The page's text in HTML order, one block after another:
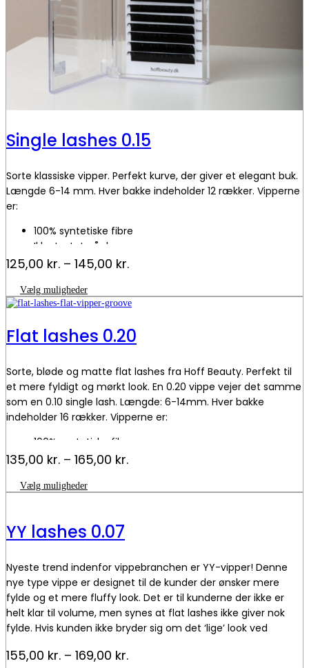
Single lashes 0.15
Sorte klassiske vipper. Perfekt kurve, der giver et elegant buk.
Længde 6-14 mm. Hver bakke indeholder 12 rækker. Vipperne
er:
100% syntetiske fibre
Ikke testet på dyr
125,00 kr. – 145,00 kr.Prisinterval:
til
145,00 kr.
Vælg muligheder
vare
varianter.
Mulighederne
vælges
på
Flat lashes 0.20
Sorte, bløde og matte flat lashes fra Hoff Beauty. Perfekt til
et mere fyldigt og mørkt look. En 0.20 vippe vejer det samme
som en 0.10 single lash. Længde: 6-14mm. Hver bakke
indeholder 16 rækker. Vipperne er:
100% syntetiske fibre
Ikke testet på dyr
135,00 kr. – 165,00 kr.Prisinterval:
til
Vælg muligheder
vare
varianter.
Mulighederne
vælges
på
varesiden
YY lashes 0.07
Nyeste trend indenfor vippebranchen er YY-vipper! Denne
nye type vippe er designet til de kunder der ønsker mere
fylde og et mere fluffy look. Det er til kunderne der ikke er
helt klar til volume, men synes at flat lashes ikke giver nok
fylde. Hvis kunden ikke bryder sig om det ‘lige’ look ved
vipperne har en lige bund, der giver et forbedret klæbende
155,00 kr. – 169,00 kr.Prisinterval: